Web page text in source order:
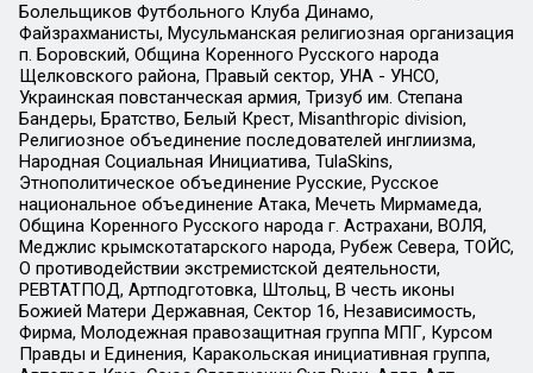
Болельщиков Футбольного Клуба Динамо,
Файзрахманисты, Мусульманская религиозная организация
п. Боровский, Община Коренного Русского народа
Щелковского района, Правый сектор, УНА - УНСО,
Украинская повстанческая армия, Тризуб им. Степана
Бандеры, Братство, Белый Крест, Misanthropic division,
Религиозное объединение последователей инглиизма,
Народная Социальная Инициатива, TulaSkins,
Этнополитическое объединение Русские, Русское
национальное объединение Атака, Мечеть Мирмамеда,
Община Коренного Русского народа г. Астрахани, ВОЛЯ,
Меджлис крымскотатарского народа, Рубеж Севера, ТОЙС,
О противодействии экстремистской деятельности,
РЕВТАТПОД, Артподготовка, Штольц, В честь иконы
Божией Матери Державная, Сектор 16, Независимость,
Фирма, Молодежная правозащитная группа МПГ, Курсом
Правды и Единения, Каракольская инициативная группа,